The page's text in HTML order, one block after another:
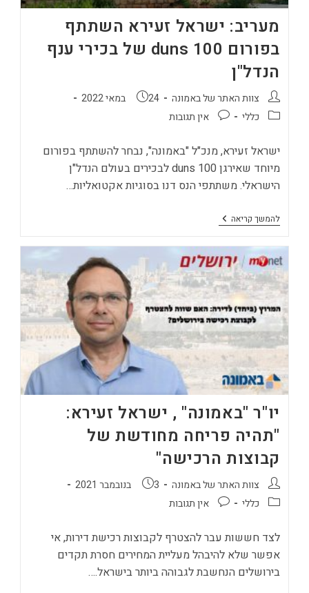
מעריב: ישראל זעירא השתתף
בפורום duns 100 של בכירי ענף
הנדל"ן
מחבר:צוות האתר של באמונה פורסם:
24 במאי 2022
קטגוריה:
כללי תגובות:אין תגובות
ישראל זעירא, מנכ"ל "באמונה", נבחר להשתתף בפורום
מיוחד שאירגן duns 100 לבכירים בעולם הנדל"ן
הישראלי. משתתפי הנס דנו בסוגיות אקטואליות…
להמשך קריאהמעריב:
ישראל
השתתף
בפורום
Duns
100
של
בכירי
ענף
הנדל"ן
יו"ר "באמונה" , ישראל זעירא:
"תהיה פריחה מחודשת של
קבוצות הרכישה"
מחבר:צוות האתר של באמונה פורסם:
3 בנובמבר 2021
קטגוריה:
כללי תגובות:אין תגובות
לצד חששות עבר להצטרף לקבוצות רכישת דירות, אי
אפשר שלא להיבהל מעליית המחירים חסרת תקדים
בירושלים הנחשבת לגבוהה ביותר בישראל.…